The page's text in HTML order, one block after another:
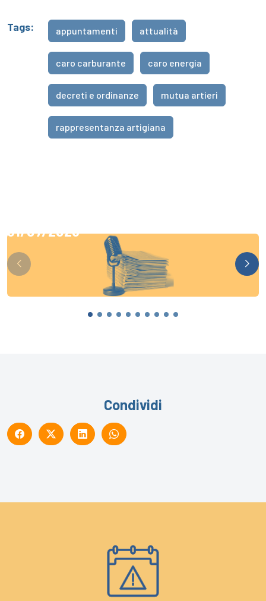
Tags: appuntamenti attualità
caro carburante caro energia
decreti e ordinanze mutua artieri
rappresentanza artigiana
31/07/2026
Condividi